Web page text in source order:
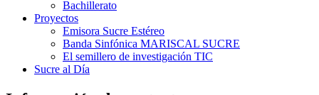
Bachillerato
Proyectos
Emisora Sucre Estéreo
Banda Sinfónica MARISCAL SUCRE
El semillero de investigación TIC
Sucre al Día